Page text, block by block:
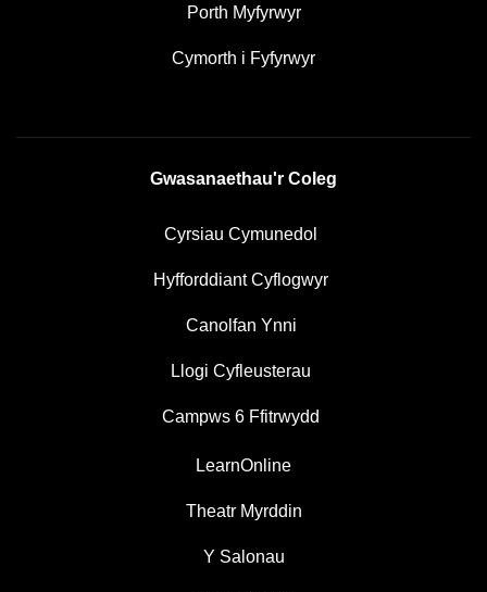
Porth Myfyrwyr
Cymorth i Fyfyrwyr
Gwasanaethau'r Coleg
Cyrsiau Cymunedol
Hyfforddiant Cyflogwyr
Canolfan Ynni
Llogi Cyfleusterau
Campws 6 Ffitrwydd
LearnOnline
Theatr Myrddin
Y Salonau